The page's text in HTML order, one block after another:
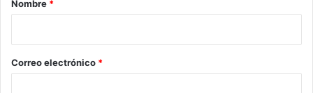
*
Nombre *
Correo electrónico *